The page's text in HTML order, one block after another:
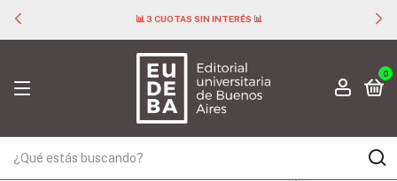
📊 3 CUOTAS SIN INTERÉS 📊
0